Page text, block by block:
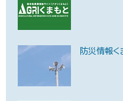
防災情報く